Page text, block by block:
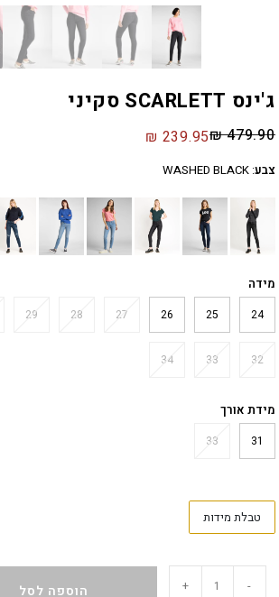
ג'ינס SCARLETT סקיני
₪479.90
₪ 239.95
צבע:
WASHED BLACK
מידה
24
25
26
27
28
29
32
33
34
מידת אורך
31
33
טבלת מידות
-
+ הוספה לסל